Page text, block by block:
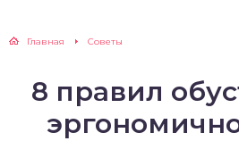
Главная Советы
8 правил